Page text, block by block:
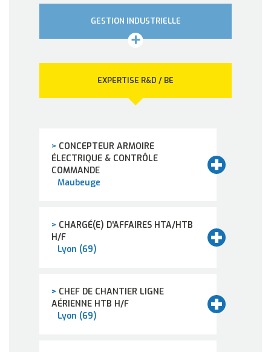
GESTION INDUSTRIELLE
EXPERTISE R&D / BE
> CONCEPTEUR ARMOIRE
ÉLECTRIQUE & CONTRÔLE
COMMANDE
Maubeuge
> CHARGÉ(E) D'AFFAIRES HTA/HTB
H/F
Lyon (69)
> CHEF DE CHANTIER LIGNE
AÉRIENNE HTB H/F
Lyon (69)